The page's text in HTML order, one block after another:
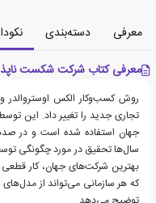
معرفی دسته‌بندی
معرفی کتاب شرکت شکست
روش کسب‌وکار الکس اوستروالدر و
تجاری جدید را تغییر داد. این
جهان استفاده شده است و در
سال‌ها تحقیق در مورد چگونگی
بهترین شرکت‌های جهان، کار قطعی
که هر سازمانی می‌تواند از